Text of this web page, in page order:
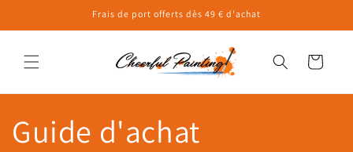
au
Frais de port offerts dès 49 € d'achat
Panier
Guide d'achat